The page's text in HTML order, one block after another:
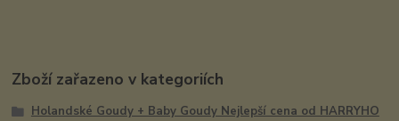
Zboží zařazeno v kategoriích
Holandské Goudy + Baby Goudy Nejlepší cena od HARRYHO